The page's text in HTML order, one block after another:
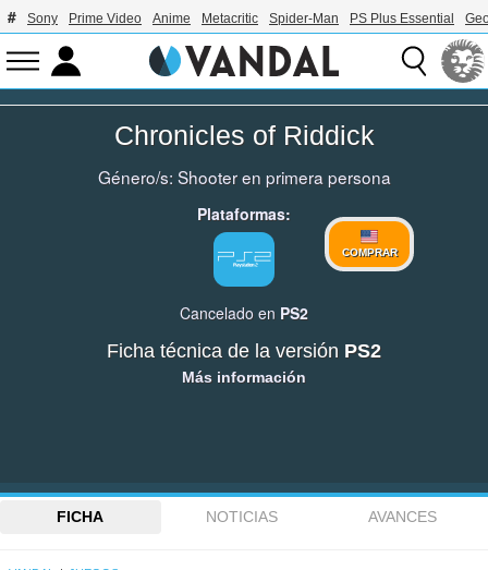
Sony Prime Video Anime Metacritic Spider-Man PS Plus Essential
Chronicles of Riddick
Género/s: Shooter en primera persona
Plataformas:
COMPRAR
Cancelado en PS2
Ficha técnica de la versión PS2
Más información
FICHA NOTICIAS AVANCES